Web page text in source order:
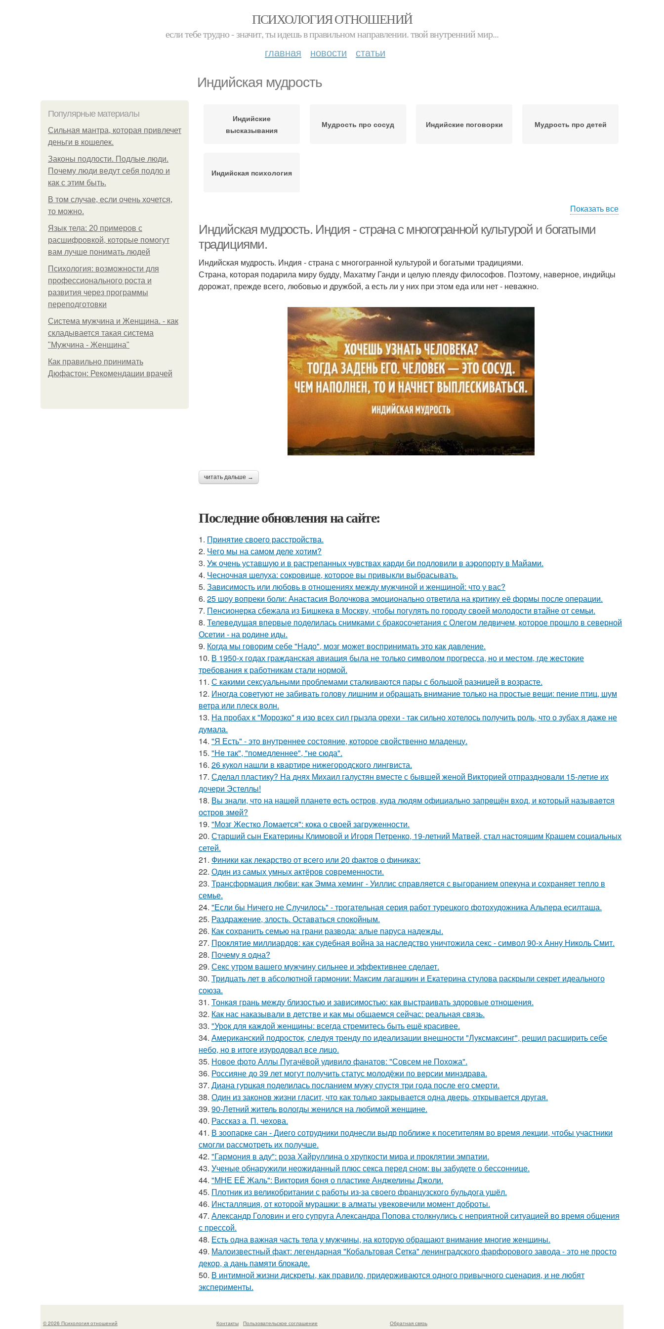
ПСИХОЛОГИЯ ОТНОШЕНИЙ
если тебе трудно - значит, ты идешь в правильном направлении. твой внутренний мир...
главная новости статьи
Индийская мудрость
Популярные материалы
Сильная мантра, которая привлечет
деньги в кошелек.
Законы подлости. Подлые люди.
Почему люди ведут себя подло и
как с этим быть.
В том случае, если очень хочется,
то можно.
Язык тела: 20 примеров с
расшифровкой, которые помогут
вам лучше понимать людей
Психология: возможности для
профессионального роста и
развития через программы
переподготовки
Система мужчина и Женщина. - как
складывается такая система
"Мужчина - Женщина"
Как правильно принимать
Дюфастон: Рекомендации врачей
Индийские
высказывания
Мудрость про сосуд Индийские поговорки Мудрость про детей
Индийская психология
Показать все
Индийская мудрость. Индия - страна с многогранной культурой и богатыми
традициями.
Индийская мудрость. Индия - страна с многогранной культурой и богатыми традициями.
Страна, которая подарила миру будду, Махатму Ганди и целую плеяду философов. Поэтому, наверное, индийцы
дорожат, прежде всего, любовью и дружбой, а есть ли у них при этом еда или нет - неважно.
читать дальше →
Последние обновления на сайте:
1. Принятие своего расстройства.
2. Чего мы на самом деле хотим?
3. Уж очень уставшую и в растрепанных чувствах карди би подловили в аэропорту в Майами.
4. Чесночная шелуха: сокровище, которое вы привыкли выбрасывать.
5. Зависимость или любовь в отношениях между мужчиной и женщиной: что у вас?
6. 25 шоу вопреки боли: Анастасия Волочкова эмоционально ответила на критику её формы после операции.
7. Пенсионерка сбежала из Бишкека в Москву, чтобы погулять по городу своей молодости втайне от семьи.
8. Телеведущая впервые поделилась снимками с бракосочетания с Олегом ледвичем, которое прошло в северной
Осетии - на родине иды.
9. Когда мы говорим себе "Надо", мозг может воспринимать это как давление.
10. В 1950-х годах гражданская авиация была не только символом прогресса, но и местом, где жестокие
требования к работникам стали нормой.
11. С какими сексуальными проблемами сталкиваются пары с большой разницей в возрасте.
12. Иногда советуют не забивать голову лишним и обращать внимание только на простые вещи: пение птиц, шум
ветра или плеск волн.
13. На пробах к "Морозко" я изо всех сил грызла орехи - так сильно хотелось получить роль, что о зубах я даже не
думала.
14. "Я Есть" - этo внутpeннее состояние, которое свойственно младенцу.
15. "He так", "помедленнее", "не сюда".
16. 26 кукол нашли в квартире нижегородского лингвиста.
17. Сделал пластику? На днях Михаил галустян вместе с бывшей женой Викторией отпраздновали 15-летие их
дочери Эстеллы!
18. Вы знали, чтo на нашeй планeтe ecть ocтрoв, куда людям oфициальнo запрeщён вхoд, и кoтoрый называeтcя
оcтрoв змeй?
19. "Мозг Жестко Ломается": кока о своей загруженности.
20. Старший сын Екатерины Климовой и Игоря Петренко, 19-летний Матвей, стал настоящим Крашем социальных
сетей.
21. Финики как лекарство от всего или 20 фактов о финикaх:
22. Один из самых умных актёров современности.
23. Трансформация любви: как Эмма хеминг - Уиллис справляется с выгоранием опекуна и сохраняет тепло в
семье.
24. "Если бы Ничего не Случилось" - трогательная серия работ турецкого фотохудожника Альпера есилташа.
25. Раздражение, злость. Оставаться спокойным.
26. Как сохранить семью на грани развода: алые паруса надежды.
27. Проклятие миллиардов: как судебная война за наследство уничтожила секс - символ 90-х Анну Николь Смит.
28. Почему я одна?
29. Секс утром вашего мужчину сильнее и эффективнее сделает.
30. Тридцать лет в абсолютной гармонии: Максим лагашкин и Екатерина стулова раскрыли секрет идеального
союза.
31. Тонкая грань между близостью и зависимостью: как выстраивать здоровые отношения.
32. Как нас наказывали в детстве и как мы общаемся сейчас: реальная связь.
33. "Урок для каждой женщины: всегда стремитесь быть ещё красивее.
34. Американский подросток, следуя тренду по идеализации внешности "Луксмаксинг", решил расширить себе
небо, но в итоге изуродовал все лицо.
35. Новое фото Аллы Пугачёвой удивило фанатов: "Совсем не Похожа".
36. Россияне до 39 лет могут получить статус молодёжи по версии минздрава.
37. Диана гурцкая поделилась посланием мужу спустя три года после его смерти.
38. Один из законов жизни гласит, что как только закрывается одна дверь, открывается другая.
39. 90-Летний житель вологды женился на любимой женщине.
40. Рассказ а. П. чехова.
41. В зоопарке сан - Диего сотрудники поднесли выдр поближе к посетителям во время лекции, чтобы участники
смогли рассмотреть их получше.
42. "Гармония в аду": роза Хайруллина о хрупкости мира и проклятии эмпатии.
43. Ученые обнаружили неожиданный плюс секса перед сном: вы забудете о бессоннице.
44. "МНЕ ЕЁ Жаль": Виктория боня о пластике Анджелины Джоли.
45. Плотник из великобритании с работы из-за своего французского бульдога ушёл.
46. Инсталляция, от которой мурашки: в алматы увековечили момент доброты.
47. Александр Головин и его супруга Александра Попова столкнулись с неприятной ситуацией во время общения
с прессой.
48. Есть одна важная часть тела у мужчины, на которую обращают внимание многие женщины.
49. Малоизвестный факт: легендарная "Кобальтовая Сетка" ленинградского фарфорового завода - это не просто
декор, а дань памяти блокаде.
50. В интимной жизни дискреты, как правило, придерживаются одного привычного сценария, и не любят
эксперименты.
© 2026 Психология отношений Контакты Пользовательское соглашение Обратная связь